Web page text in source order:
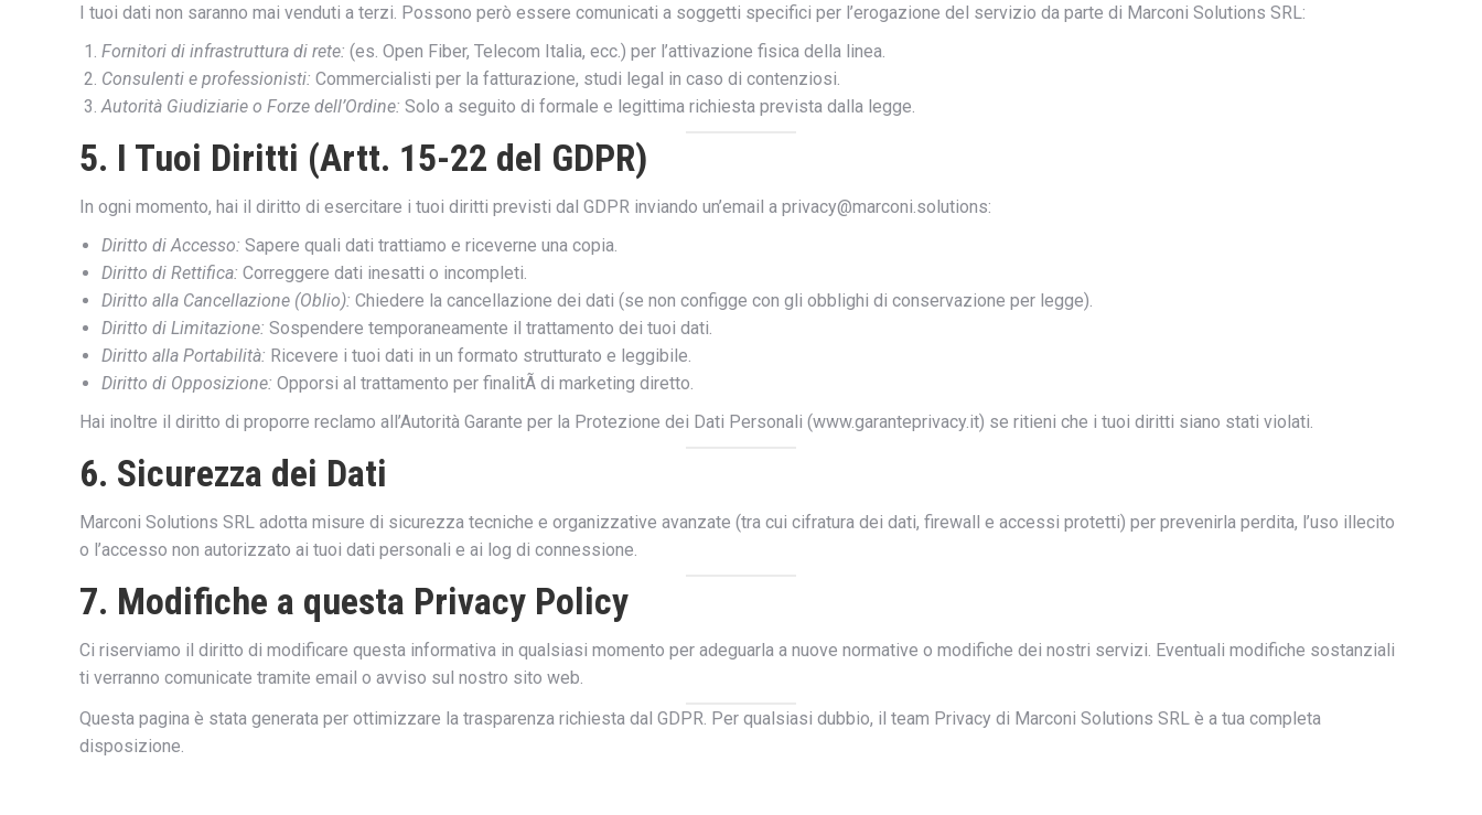
I tuoi dati non saranno mai venduti a terzi. Possono però essere comunicati a soggetti specifici per l’erogazione del servizio da parte di Marconi Solutions SRL:
Fornitori di infrastruttura di rete: (es. Open Fiber, Telecom Italia, ecc.) per l’attivazione fisica della linea.
Consulenti e professionisti: Commercialisti per la fatturazione, studi legal in caso di contenziosi.
Autorità Giudiziarie o Forze dell’Ordine: Solo a seguito di formale e legittima richiesta prevista dalla legge.
5. I Tuoi Diritti (Artt. 15-22 del GDPR)
In ogni momento, hai il diritto di esercitare i tuoi diritti previsti dal GDPR inviando un’email a privacy@marconi.solutions:
Diritto di Accesso: Sapere quali dati trattiamo e riceverne una copia.
Diritto di Rettifica: Correggere dati inesatti o incompleti.
Diritto alla Cancellazione (Oblio): Chiedere la cancellazione dei dati (se non configge con gli obblighi di conservazione per legge).
Diritto di Limitazione: Sospendere temporaneamente il trattamento dei tuoi dati.
Diritto alla Portabilità: Ricevere i tuoi dati in un formato strutturato e leggibile.
Diritto di Opposizione: Opporsi al trattamento per finalitÃ di marketing diretto.
Hai inoltre il diritto di proporre reclamo all’Autorità Garante per la Protezione dei Dati Personali (www.garanteprivacy.it) se ritieni che i tuoi diritti siano stati violati.
6. Sicurezza dei Dati
Marconi Solutions SRL adotta misure di sicurezza tecniche e organizzative avanzate (tra cui cifratura dei dati, firewall e accessi protetti) per prevenirla perdita, l’uso illecito
o l’accesso non autorizzato ai tuoi dati personali e ai log di connessione.
7. Modifiche a questa Privacy Policy
Ci riserviamo il diritto di modificare questa informativa in qualsiasi momento per adeguarla a nuove normative o modifiche dei nostri servizi. Eventuali modifiche sostanziali
ti verranno comunicate tramite email o avviso sul nostro sito web.
Questa pagina è stata generata per ottimizzare la trasparenza richiesta dal GDPR. Per qualsiasi dubbio, il team Privacy di Marconi Solutions SRL è a tua completa
disposizione.